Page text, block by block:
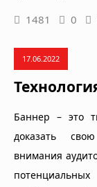
1481 0
17.06.2022
Баннер – это
доказать
внимания